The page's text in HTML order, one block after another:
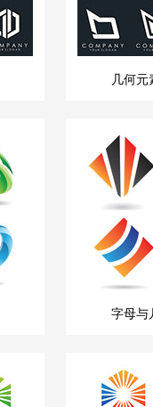
几何元
字母与